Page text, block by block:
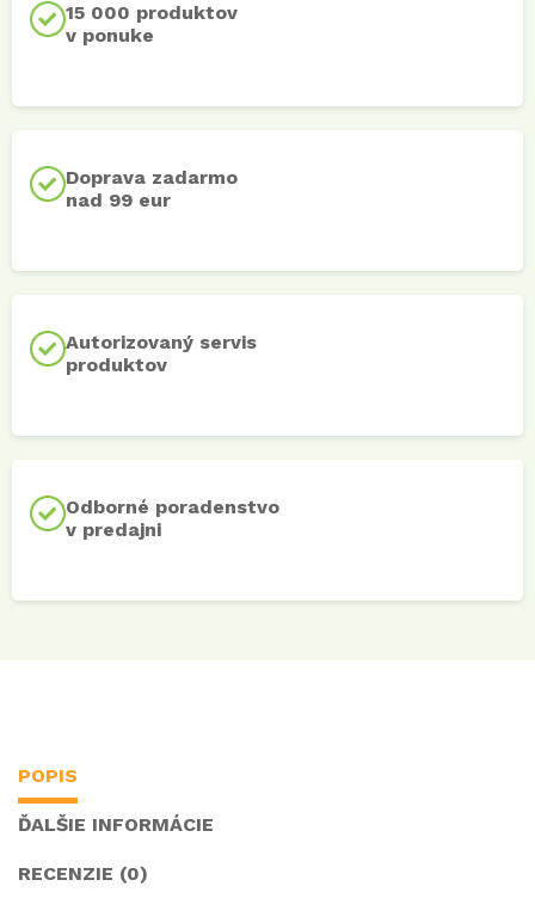
15 000 produktov
v ponuke
Doprava zadarmo
nad 99 eur
Autorizovaný servis
produktov
Odborné poradenstvo
v predajni
POPIS
ĎALŠIE INFORMÁCIE
RECENZIE (0)